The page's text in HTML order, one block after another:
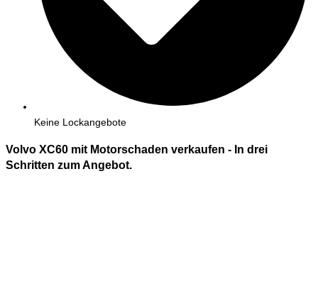
Keine Lockangebote
Volvo XC60 mit Motorschaden verkaufen - In drei
Schritten zum Angebot.